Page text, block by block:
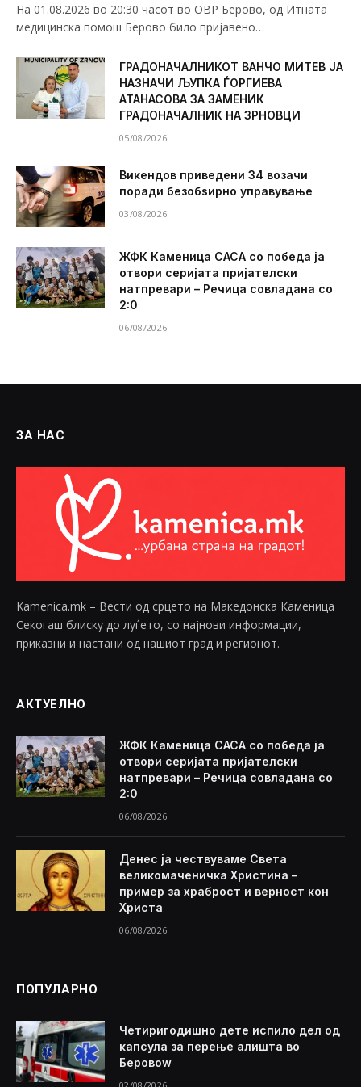
На 01.08.2026 во 20:30 часот во ОВР Берово, од Итната
медицинска помош Берово било пријавено…
ГРАДОНАЧАЛНИКОТ ВАНЧО МИТЕВ ЈА
НАЗНАЧИ ЉУПКА ЃОРГИЕВА
АТАНАСОВА ЗА ЗАМЕНИК
ГРАДОНАЧАЛНИК НА ЗРНОВЦИ
05/08/2026
Викендов приведени 34 возачи
поради безобѕирно управување
03/08/2026
ЖФК Каменица САСА со победа ја
отвори серијата пријателски
натпревари – Речица совладана со
2:0
06/08/2026
ЗА НАС
Kamenica.mk – Вести од срцето на Македонска Каменица
Секогаш блиску до луѓето, со најнови информации,
приказни и настани од нашиот град и регионот.
АКТУЕЛНО
ЖФК Каменица САСА со победа ја
отвори серијата пријателски
натпревари – Речица совладана со
2:0
06/08/2026
Денес ја чествуваме Света
великомаченичка Христина –
пример за храброст и верност кон
Христа
06/08/2026
ПОПУЛАРНО
Четиригодишно дете испило дел од
капсула за перење алишта во
Беровоw